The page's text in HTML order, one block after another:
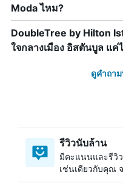
Moda ไหม?
DoubleTree by Hilton
ใจกลางเมือง อิสตันบูล แค่
ดูคำถา
รีวิวนับล้าน
มีคะแนนและรีวิ
เช่นเดียวกับคุณ